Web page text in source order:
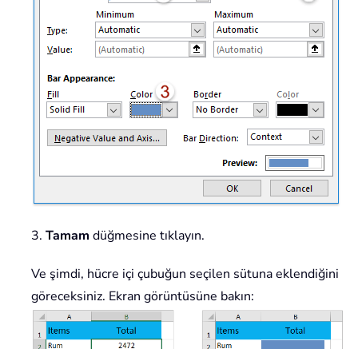
3. Tamam düğmesine tıklayın.
Ve şimdi, hücre içi çubuğun seçilen sütuna eklendiğini
göreceksiniz. Ekran görüntüsüne bakın: